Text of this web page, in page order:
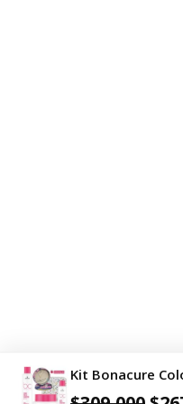
Kit Bonacure